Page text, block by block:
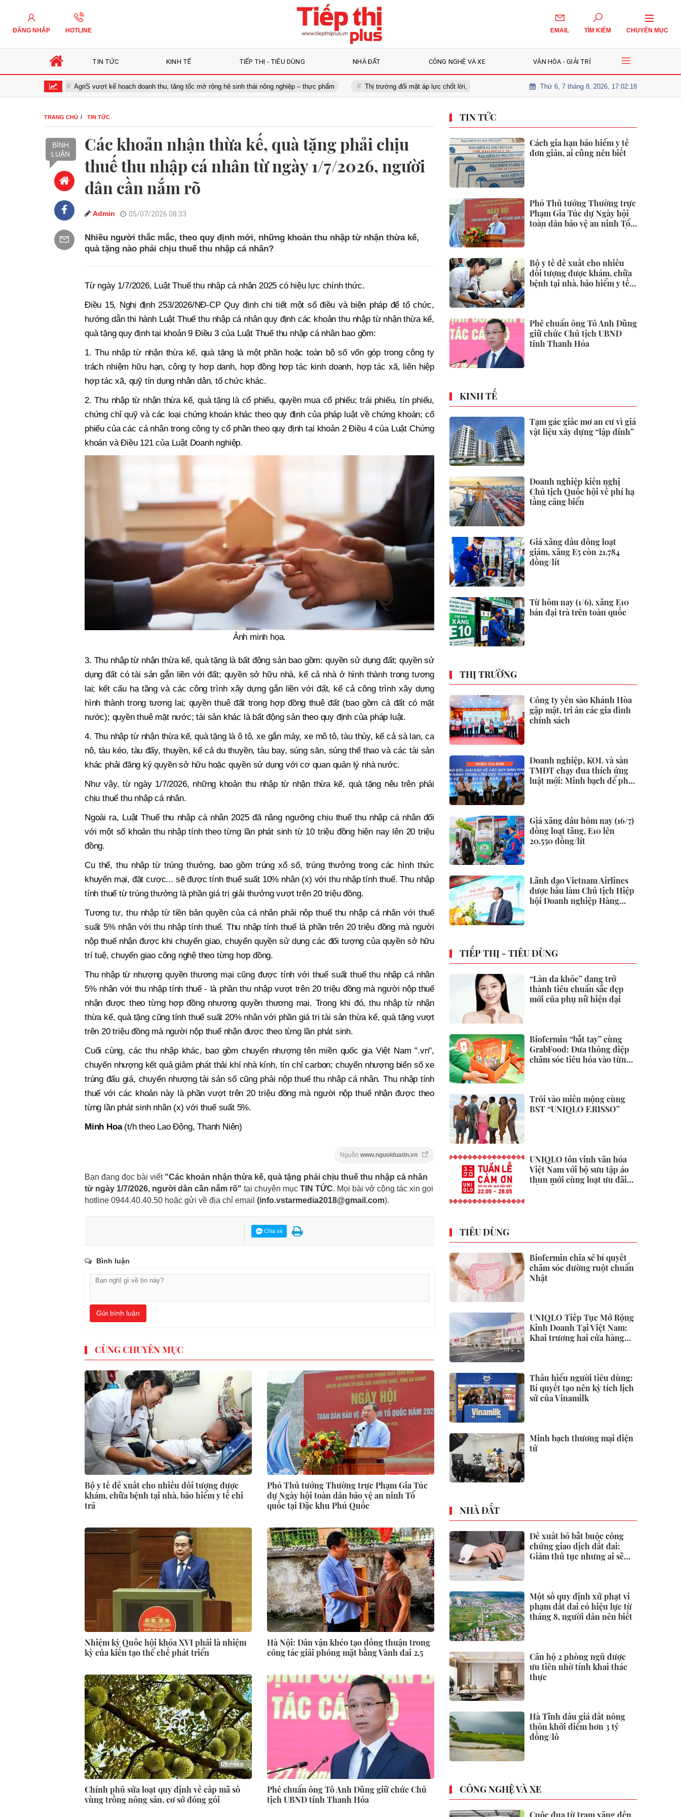
ĐĂNG NHẬP HOTLINE EMAIL TÌM KIẾM CHUYÊN MỤC
TIN TỨC KINH TẾ TIẾP THỊ - TIÊU DÙNG NHÀ ĐẤT CÔNG NGHỆ VÀ XE VĂN HÓA - GIẢI TRÍ
AgriS vượt kế hoạch doanh thu, tăng tốc mở rộng hệ sinh thái nông nghiệp – thực phẩm Thị trường đối mặt áp lực chốt lời, nên chờ nhịp điều chỉnh để giải ngân? Cô gái 26 tuổi tử vong vì nốt
Thứ 6, 7 tháng 8, 2026, 17:02:19
TRANG CHỦ TIN TỨC
BÌNH
LUẬN
Các khoản nhận thừa kế, quà tặng phải chịu
thuế thu nhập cá nhân từ ngày 1/7/2026, người
dân cần nắm rõ
Admin 05/07/2026 08:33
Nhiều người thắc mắc, theo quy định mới, những khoản thu nhập từ nhận thừa kế,
quà tặng nào phải chịu thuế thu nhập cá nhân?
Từ ngày 1/7/2026, Luật Thuế thu nhập cá nhân 2025 có hiệu lực chính thức.
Điều 15, Nghị định 253/2026/NĐ-CP Quy định chi tiết một số điều và biện pháp để tổ chức,
hướng dẫn thi hành Luật Thuế thu nhập cá nhân quy định các khoản thu nhập từ nhận thừa kế,
quà tặng quy định tại khoản 9 Điều 3 của Luật Thuế thu nhập cá nhân bao gồm:
1. Thu nhập từ nhận thừa kế, quà tặng là một phần hoặc toàn bộ số vốn góp trong công ty
trách nhiệm hữu hạn, công ty hợp danh, hợp đồng hợp tác kinh doanh, hợp tác xã, liên hiệp
hợp tác xã, quỹ tín dụng nhân dân, tổ chức khác.
2. Thu nhập từ nhận thừa kế, quà tặng là cổ phiếu, quyền mua cổ phiếu; trái phiếu, tín phiếu,
chứng chỉ quỹ và các loại chứng khoán khác theo quy định của pháp luật về chứng khoán; cổ
phiếu của các cá nhân trong công ty cổ phần theo quy định tại khoản 2 Điều 4 của Luật Chứng
khoán và Điều 121 của Luật Doanh nghiệp.
Ảnh minh họa.
3. Thu nhập từ nhận thừa kế, quà tặng là bất động sản bao gồm: quyền sử dụng đất; quyền sử
dụng đất có tài sản gắn liền với đất; quyền sở hữu nhà, kể cả nhà ở hình thành trong tương
lai; kết cấu hạ tầng và các công trình xây dựng gắn liền với đất, kể cả công trình xây dựng
hình thành trong tương lai; quyền thuê đất trong hợp đồng thuê đất (bao gồm cả đất có mặt
nước); quyền thuê mặt nước; tài sản khác là bất động sản theo quy định của pháp luật.
4. Thu nhập từ nhận thừa kế, quà tặng là ô tô, xe gắn máy, xe mô tô, tàu thủy, kể cả sà lan, ca
nô, tàu kéo, tàu đẩy, thuyền, kể cả du thuyền, tàu bay, súng săn, súng thể thao và các tài sản
khác phải đăng ký quyền sở hữu hoặc quyền sử dụng với cơ quan quản lý nhà nước.
Như vậy, từ ngày 1/7/2026, những khoản thu nhập từ nhận thừa kế, quà tặng nêu trên phải
chịu thuế thu nhập cá nhân.
Ngoài ra, Luật Thuế thu nhập cá nhân 2025 đã nâng ngưỡng chịu thuế thu nhập cá nhân đối
với một số khoản thu nhập tính theo từng lần phát sinh từ 10 triệu đồng hiện nay lên 20 triệu
đồng.
Cụ thể, thu nhập từ trúng thưởng, bao gồm trúng xổ số, trúng thưởng trong các hình thức
khuyến mại, đặt cược... sẽ được tính thuế suất 10% nhân (x) với thu nhập tính thuế. Thu nhập
tính thuế từ trúng thưởng là phần giá trị giải thưởng vượt trên 20 triệu đồng.
Tương tự, thu nhập từ tiền bản quyền của cá nhân phải nộp thuế thu nhập cá nhân với thuế
suất 5% nhân với thu nhập tính thuế. Thu nhập tính thuế là phần trên 20 triệu đồng mà người
nộp thuế nhận được khi chuyển giao, chuyển quyền sử dụng các đối tượng của quyền sở hữu
trí tuệ, chuyển giao công nghệ theo từng hợp đồng.
Thu nhập từ nhượng quyền thương mại cũng được tính với thuế suất thuế thu nhập cá nhân
5% nhân với thu nhập tính thuế - là phần thu nhập vượt trên 20 triệu đồng mà người nộp thuế
nhận được theo từng hợp đồng nhượng quyền thương mại. Trong khi đó, thu nhập từ nhận
thừa kế, quà tặng cũng tính thuế suất 20% nhân với phần giá trị tài sản thừa kế, quà tặng vượt
trên 20 triệu đồng mà người nộp thuế nhận được theo từng lần phát sinh.
Cuối cùng, các thu nhập khác, bao gồm chuyển nhượng tên miền quốc gia Việt Nam ".vn",
chuyển nhượng kết quả giảm phát thải khí nhà kính, tín chỉ carbon; chuyển nhượng biển số xe
trúng đấu giá, chuyển nhượng tài sản số cũng phải nộp thuế thu nhập cá nhân. Thu nhập tính
thuế với các khoản này là phần vượt trên 20 triệu đồng mà người nộp thuế nhận được theo
từng lần phát sinh nhân (x) với thuế suất 5%.
Minh Hoa(t/h theo Lao Động, Thanh Niên)
Nguồn www.nguoiduatin.vn
Bạn đang đọc bài viết "Các khoản nhận thừa kế, quà tặng phải chịu thuế thu nhập cá nhân
từ ngày 1/7/2026, người dân cần nắm rõ" tại chuyên mục TIN TỨC. Mọi bài vở cộng tác xin gọi
hotline 0944.40.40.50 hoặc gửi về địa chỉ email (info.vstarmedia2018@gmail.com).
Chia sẻ
Bình luận
Gửi bình luận
CÙNG CHUYÊN MỤC
Bộ y tế đề xuất cho nhiều đối tượng được
khám, chữa bệnh tại nhà, bảo hiểm y tế chi
trả
Phó Thủ tướng Thường trực Phạm Gia Túc
dự Ngày hội toàn dân bảo vệ an ninh Tổ
quốc tại Đặc khu Phú Quốc
Nhiệm kỳ Quốc hội khóa XVI phải là nhiệm
kỳ của kiến tạo thể chế phát triển
Hà Nội: Dân vận khéo tạo đồng thuận trong
công tác giải phóng mặt bằng Vành đai 2,5
Chính phủ sửa loạt quy định về cấp mã số
vùng trồng nông sản, cơ sở đóng gói
Phê chuẩn ông Tô Anh Dũng giữ chức Chủ
tịch UBND tỉnh Thanh Hóa
TIN TỨC
Cách gia hạn bảo hiểm y tế
đơn giản, ai cũng nên biết
Phó Thủ tướng Thường trực
Phạm Gia Túc dự Ngày hội
toàn dân bảo vệ an ninh Tổ
Bộ y tế đề xuất cho nhiều
đối tượng được khám, chữa
bệnh tại nhà, bảo hiểm y tế
Phê chuẩn ông Tô Anh Dũng
giữ chức Chủ tịch UBND
tỉnh Thanh Hóa
KINH TẾ
Tạm gác giấc mơ an cư vì giá
vật liệu xây dựng “lập đỉnh”
Doanh nghiệp kiến nghị
Chủ tịch Quốc hội về phí hạ
tầng cảng biển
Giá xăng dầu đồng loạt
giảm, xăng E5 còn 21.784
đồng/lít
Từ hôm nay (1/6), xăng E10
bán đại trà trên toàn quốc
THỊ TRƯỜNG
Công ty yến sào Khánh Hòa
gặp mặt, tri ân các gia đình
chính sách
Doanh nghiệp, KOL và sàn
TMĐT chạy đua thích ứng
luật mới: Minh bạch để phát
Giá xăng dầu hôm nay (16/7)
đồng loạt tăng, E10 lên
20.550 đồng/lít
Lãnh đạo Vietnam Airlines
được bầu làm Chủ tịch Hiệp
hội Doanh nghiệp Hàng
TIẾP THỊ - TIÊU DÙNG
“Làn da khỏe” đang trở
thành tiêu chuẩn sắc đẹp
mới của phụ nữ hiện đại
Biofermin “bắt tay” cùng
GrabFood: Đưa thông điệp
chăm sóc tiêu hóa vào từng
Trôi vào miền mộng cùng
BST “UNIQLO F.RISSO”
UNIQLO tôn vinh văn hóa
Việt Nam với bộ sưu tập áo
thun mới cùng loạt ưu đãi
TIÊU DÙNG
Biofermin chia sẻ bí quyết
chăm sóc đường ruột chuẩn
Nhật
UNIQLO Tiếp Tục Mở Rộng
Kinh Doanh Tại Việt Nam:
Khai trương hai cửa hàng
Thấu hiểu người tiêu dùng:
Bí quyết tạo nên kỳ tích lịch
sử của Vinamilk
Minh bạch thương mại điện
tử
NHÀ ĐẤT
Đề xuất bỏ bắt buộc công
chứng giao dịch đất đai:
Giảm thủ tục nhưng ai sẽ
Một số quy định xử phạt vi
phạm đất đai có hiệu lực từ
tháng 8, người dân nên biết
Căn hộ 2 phòng ngủ được
ưu tiên nhờ tính khai thác
thực
Hà Tĩnh đấu giá đất nông
thôn khởi điểm hơn 3 tỷ
đồng/lô
CÔNG NGHỆ VÀ XE
Cuộc đua từ trạm xăng đến